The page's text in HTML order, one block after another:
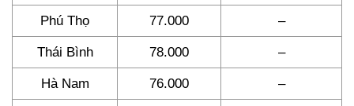
Phú Thọ 77.000 –
Thái Bình 78.000 –
Hà Nam 76.000 –